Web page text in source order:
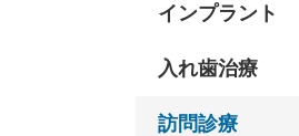
インプラント
入れ歯治療
訪問診療